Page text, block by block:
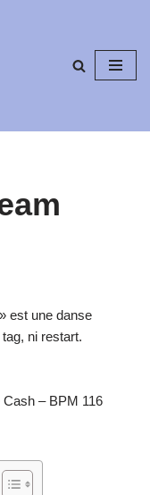
» est une danse
ni restart.
– BPM 116